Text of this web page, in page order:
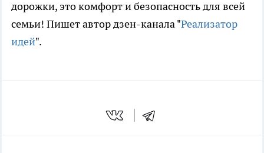
дорожки, это комфорт и безопасность для всей
семьи! Пишет автор дзен-канала "Реализатор
идей".